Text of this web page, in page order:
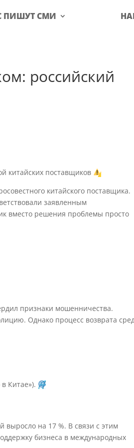
ПИШУТ СМИ
российский
китайских поставщиков
китайского поставщика.
заявленным
вместо решения проблемы просто
признаки мошенничества.
Однако процесс возврата
Китае»).
выросло на 17 %. В связи с этим
бизнеса в международных